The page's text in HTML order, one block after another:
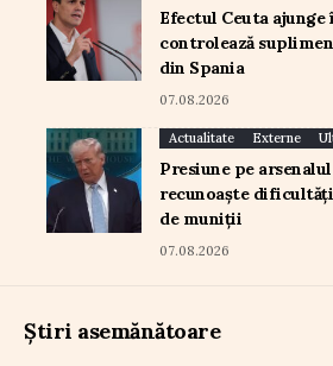
Efectul Ceuta ajunge
controlează
din Spania
07.08.2026
Actualitate Externe
Presiune pe
recunoaște
de muniții
07.08.2026
Știri asemănătoare